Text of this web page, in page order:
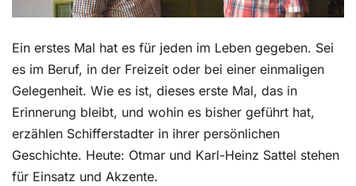
Ein erstes Mal hat es für jeden im Leben gegeben. Sei
es im Beruf, in der Freizeit oder bei einer einmaligen
Gelegenheit. Wie es ist, dieses erste Mal, das in
Erinnerung bleibt, und wohin es bisher geführt hat,
erzählen Schifferstadter in ihrer persönlichen
Geschichte. Heute: Otmar und Karl-Heinz Sattel stehen
für Einsatz und Akzente.